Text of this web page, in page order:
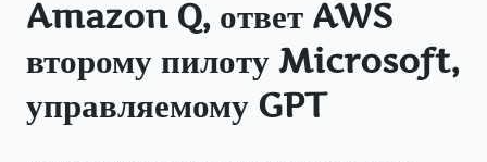
Amazon Q, ответ AWS
второму пилоту Microsoft,
управляемому GPT